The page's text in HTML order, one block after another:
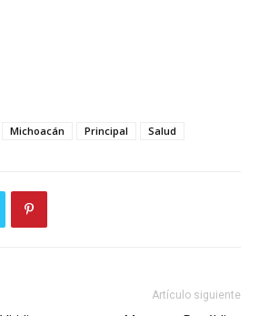
Michoacán Principal Salud
Artículo siguiente